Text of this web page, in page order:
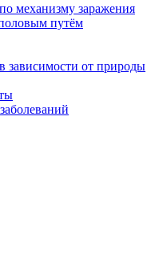
механизму заражения
путём
зависимости от природы